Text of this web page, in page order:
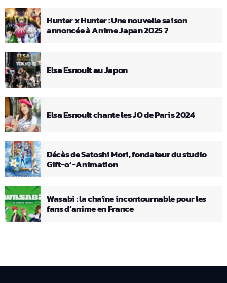
Hunter x Hunter : Une nouvelle saison
annoncée à Anime Japan 2025 ?
Elsa Esnoult au Japon
Elsa Esnoult chante les JO de Paris 2024
Décès de Satoshi Mori, fondateur du studio
Gift-o’-Animation
Wasabi : la chaîne incontournable pour les
fans d’anime en France